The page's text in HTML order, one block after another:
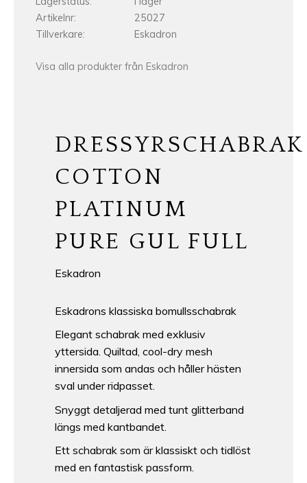
Artikelnr
25027
Tillverkare
Eskadron
Visa alla produkter från Eskadron
DRESSYRSCHABRAK
COTTON
PLATINUM
PURE GUL FULL
Eskadron
Eskadrons klassiska bomullsschabrak
Elegant schabrak med exklusiv
yttersida. Quiltad, cool-dry mesh
innersida som andas och håller hästen
sval under ridpasset.
Snyggt detaljerad med tunt glitterband
längs med kantbandet.
Ett schabrak som är klassiskt och tidlöst
med en fantastisk passform.